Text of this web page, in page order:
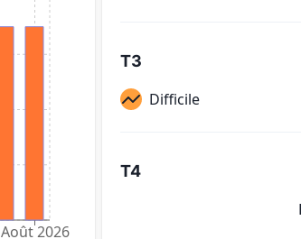
Août 2026
T3
Difficile
T4